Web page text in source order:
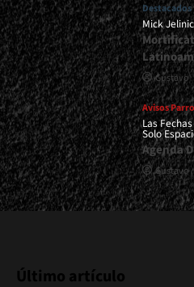
Destacados
Mick
Gustavo
Avisos
Las
Solo
Agenda
Gustavo
Último artículo